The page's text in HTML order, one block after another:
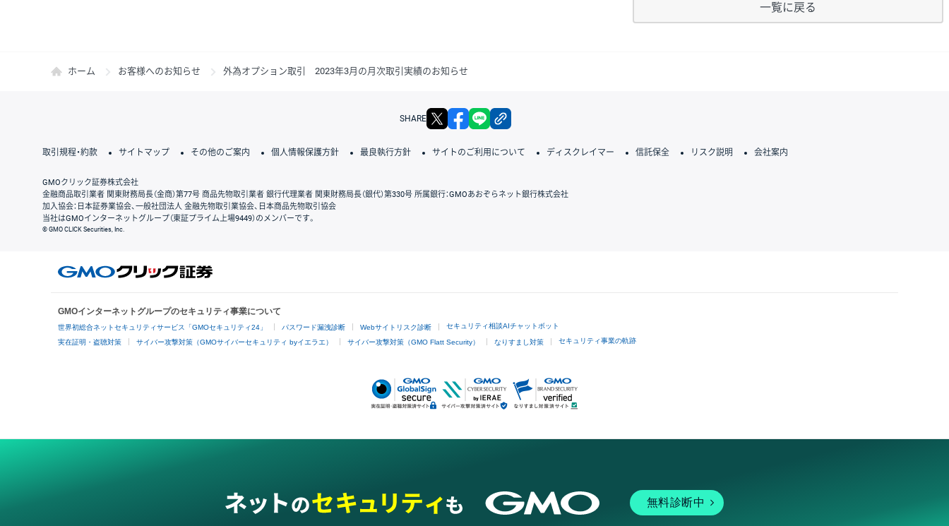
一覧に戻る
ホーム お客様へのお知らせ 外為オプション取引 2023年3月の月次取引実績のお知らせ
SHARE X facebook
取引規程・約款 サイトマップ その他のご案内 個人情報保護方針 最良執行方針 サイトのご利用について ディスクレイマー 信託保全 リスク説明 会社案内
GMOクリック証券株式会社
金融商品取引業者 関東財務局長（金商）第77号 商品先物取引業者 銀行代理業者 関東財務局長（銀代）第330号 所属銀行：GMOあおぞらネット銀行株式会社
加入協会：日本証券業協会、一般社団法人 金融先物取引業協会、日本商品先物取引協会
当社はGMOインターネットグループ（東証プライム上場9449）のメンバーです。
© GMO CLICK Securities, Inc.
GMOインターネットグループのセキュリティ事業について
世界初総合ネットセキュリティサービス「GMOセキュリティ24」 パスワード漏洩診断 Webサイトリスク診断 セキュリティ相談AIチャットボット
実在証明・盗聴対策 サイバー攻撃対策（GMOサイバーセキュリティ byイエラエ） サイバー攻撃対策（GMO Flatt Security） なりすまし対策 セキュリティ事業の軌跡
無料診断中